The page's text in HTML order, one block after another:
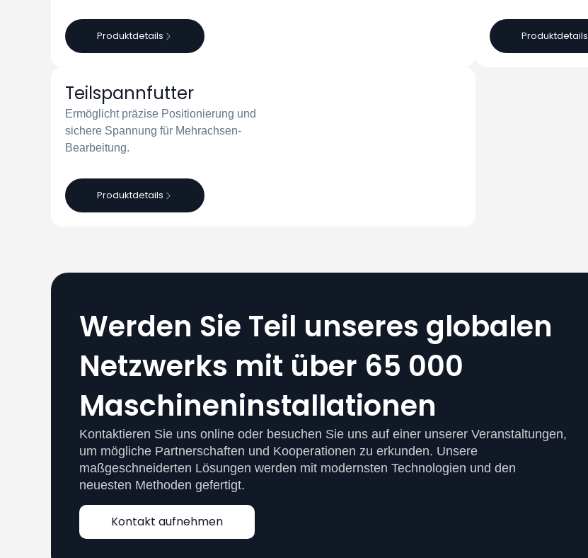
Produktdetails Produktdetails
Teilspannfutter
Ermöglicht präzise Positionierung und
sichere Spannung für Mehrachsen-
Bearbeitung.
Produktdetails
Werden Sie Teil unseres globalen
Netzwerks mit über 65 000
Maschineninstallationen
Kontaktieren Sie uns online oder besuchen Sie uns auf einer unserer Veranstaltungen,
um mögliche Partnerschaften und Kooperationen zu erkunden. Unsere
maßgeschneiderten Lösungen werden mit modernsten Technologien und den
neuesten Methoden gefertigt.
Kontakt aufnehmen